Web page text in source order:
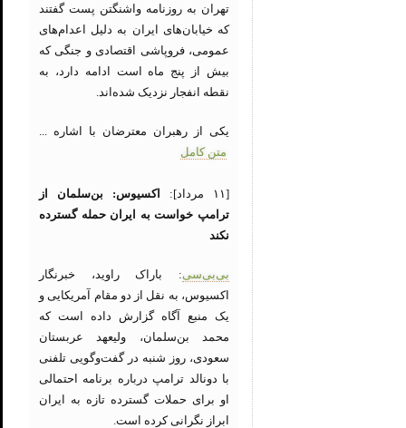
تهران به روزنامه واشنگتن پست گفتند
که خیابان‌های ایران به دلیل اعدام‌های
عمومی، فروپاشی اقتصادی و جنگی که
بیش از پنج ماه است ادامه دارد، به
نقطه انفجار نزدیک شده‌اند.
یکی از رهبران معترضان با اشاره ...
متن کامل
[۱۱ مرداد]:
اکسیوس: بن‌سلمان از
ترامپ خواست به ایران حمله گسترده
نکند
بی‌بی‌سی: باراک راوید، خبرنگار
اکسیوس، به نقل از دو مقام آمریکایی و
یک منبع آگاه گزارش داده است که
محمد بن‌سلمان، ولیعهد عربستان
سعودی، روز شنبه در گفت‌وگویی تلفنی
با دونالد ترامپ درباره برنامه احتمالی
او برای حملات گسترده تازه به ایران
ابراز نگرانی کرده است.